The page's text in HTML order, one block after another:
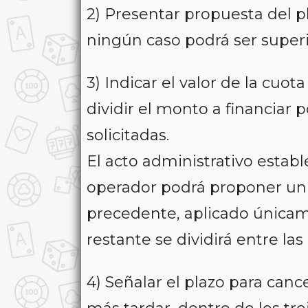
2) Presentar propuesta del
ningún caso podrá ser
3) Indicar el valor de la
dividir el monto a financiar
solicitadas.
El acto administrativo
operador podrá proponer
precedente, aplicado
restante se dividirá entre las
4) Señalar el plazo para